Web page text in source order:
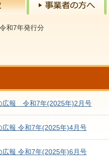
令和7年発行分
広報 令和7年(2025年)2月号
広報 令和7年(2025年)4月号
広報 令和7年(2025年)6月号